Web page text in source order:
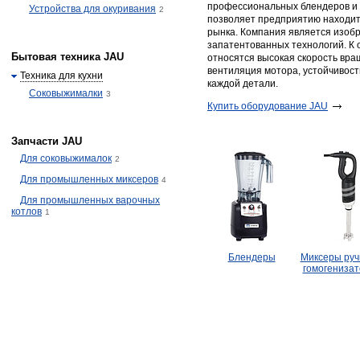
профессиональных блендеров
позволяет предприятию
рынка. Компания является
запатентованных технологий.
относятся высокая скорость
вентиляция мотора,
каждой детали.
Купить оборудование JAU
Блендеры
Миксеры
Устройства для окуривания 2
Бытовая техника JAU
Техника для кухни
Соковыжималки 3
Запчасти JAU
Для соковыжималок 2
Для промышленных миксеров 4
Для промышленных варочных
котлов 1